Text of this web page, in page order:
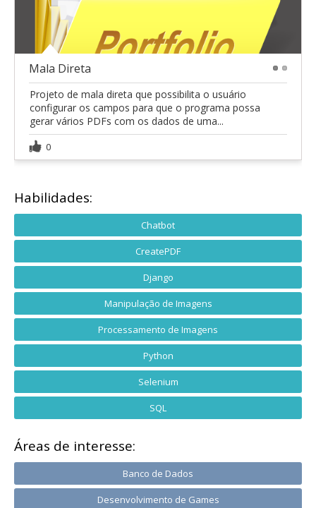
Mala Direta
Projeto de mala direta que possibilita o usuário
configurar os campos para que o programa possa
gerar vários PDFs com os dados de uma...
0
Habilidades:
Chatbot
CreatePDF
Django
Manipulação de Imagens
Processamento de Imagens
Python
Selenium
SQL
Áreas de interesse:
Banco de Dados
Desenvolvimento de Games